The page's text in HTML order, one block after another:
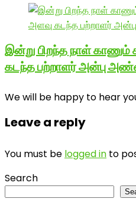
இன்று பிறந்த நாள் காணும்
கடந்த பற்றாளர் அன்பு
We will be happy to hear
Leave a reply
You must be logged in to
Search